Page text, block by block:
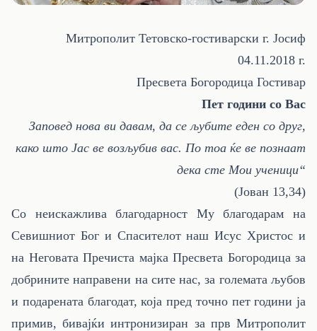
Митрополит Тетовско-гостиварски г. Јосиф
04.11.2018 г.
Пресвета Богородица Гостивар
Пет години со Вас
Заповед нова ви давам, да се љубите еден со друг,
како што Јас ве возљубив вас. По тоа ќе ве познаат
дека сте Мои ученици“
(Јован 13,34)
Со неискажлива благодарност Му благодарам на
Севишниот Бог и Спасителот наш Исус Христос и
на Неговата Пречиста мајка Пресвета Богородица за
добрините направени на сите нас, за големата љубов
и подарената благодат, која пред точно пет години ја
примив, бивајќи интронизиран за прв Митрополит